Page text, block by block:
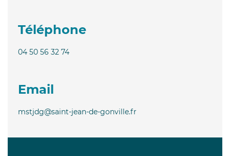
Téléphone
04 50 56 32 74
Email
mstjdg@saint-jean-de-gonville.fr